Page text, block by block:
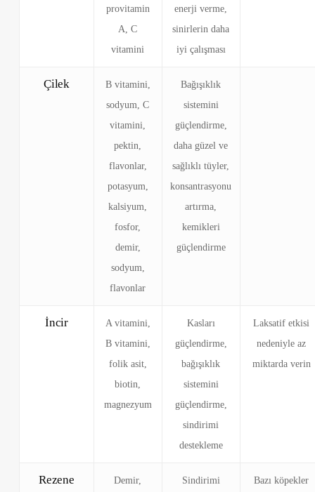
provitamin
A, C
vitamini
enerji verme,
sinirlerin daha
iyi çalışması
Çilek
B vitamini,
sodyum, C
vitamini,
pektin,
flavonlar,
potasyum,
kalsiyum,
fosfor,
demir,
sodyum,
flavonlar
Bağışıklık
sistemini
güçlendirme,
daha güzel ve
sağlıklı tüyler,
konsantrasyonu
artırma,
kemikleri
güçlendirme
İncir
A vitamini,
B vitamini,
folik asit,
biotin,
magnezyum
Kasları
güçlendirme,
bağışıklık
sistemini
güçlendirme,
sindirimi
destekleme
Laksatif etkisi
nedeniyle az
miktarda verin
Rezene Demir, Sindirimi Bazı köpekler